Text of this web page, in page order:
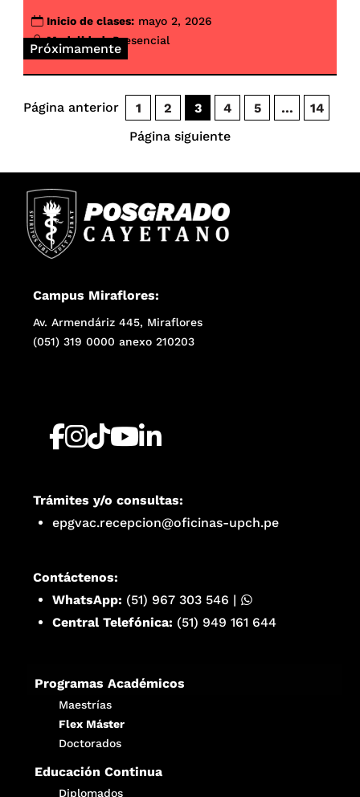
Próximamente
Inicio de clases: mayo 2, 2026
Modalidad: Presencial
Página anterior 1 2 3 4 5 …
14
Página siguiente
Campus Miraflores:
Av. Armendáriz 445, Miraflores
(051) 319 0000 anexo 210203
Trámites y/o consultas:
epgvac.recepcion@oficinas-upch.pe
Contáctenos:
WhatsApp: (51) 967 303 546 |
Central Telefónica: (51) 949 161 644
Programas Académicos
Maestrías
Flex Máster
Doctorados
Educación Continua
Diplomados